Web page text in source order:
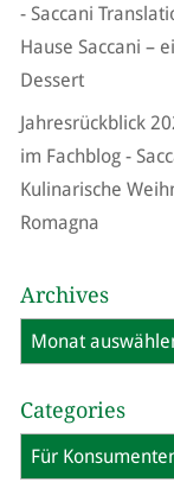
- Saccani
Hause Saccani –
Dessert
Jahresrückblick
im Fachblog -
Kulinarische
Romagna
Archives
Archives
Categories
Categories